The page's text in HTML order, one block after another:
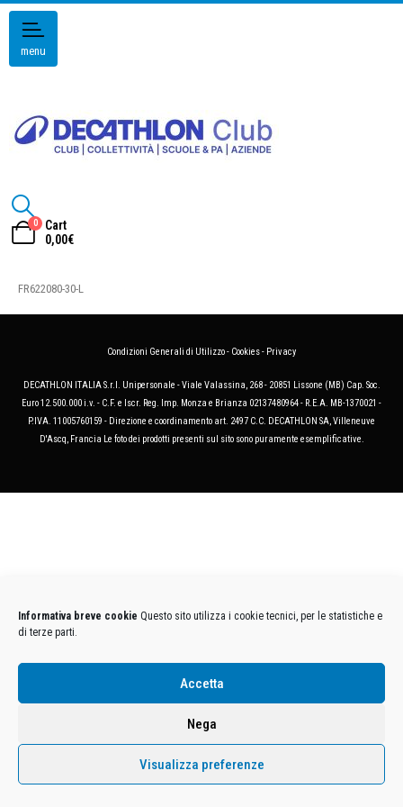
Informativa breve cookie Questo sito utilizza i cookie tecnici, per le statistiche e
di terze parti.
Accetta
Nega
Visualizza preferenze
menu
0
Cart
0,00€
FR622080-30-L
Condizioni Generali di Utilizzo- Cookies- Privacy
DECATHLON ITALIA S.r.l. Unipersonale - Viale Valassina, 268 - 20851 Lissone (MB) Cap. Soc.
Euro 12.500.000 i.v. - C.F. e Iscr. Reg. Imp. Monza e Brianza 02137480964 - R.E.A. MB-1370021 -
P.IVA. 11005760159 - Direzione e coordinamento art. 2497 C.C. DECATHLON SA, Villeneuve
D'Ascq, Francia Le foto dei prodotti presenti sul sito sono puramente esemplificative.